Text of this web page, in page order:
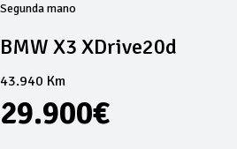
Segunda mano
BMW X3 XDrive20d
43.940 Km
29.900€